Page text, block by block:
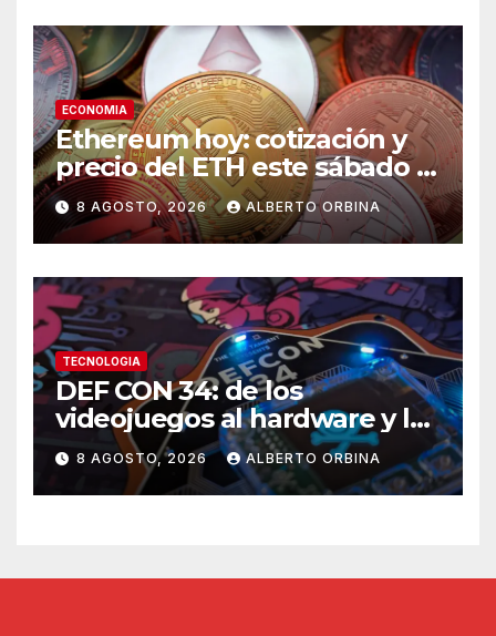
ECONOMIA
Ethereum hoy: cotización y
precio del ETH este sábado 8
de agosto de 2026
8 AGOSTO, 2026 ALBERTO ORBINA
TECNOLOGIA
DEF CON 34: de los
videojuegos al hardware y los
autos, el llamado hacker a
recuperar el control de la
tecnología
8 AGOSTO, 2026 ALBERTO ORBINA